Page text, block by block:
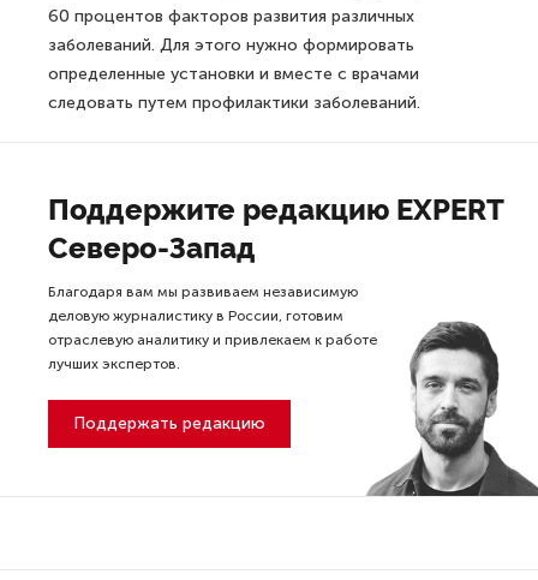
60 процентов факторов развития различных
заболеваний. Для этого нужно формировать
определенные установки и вместе с врачами
следовать путем профилактики заболеваний.
Поддержите редакцию EXPERT
Северо-Запад
Благодаря вам мы развиваем независимую
деловую журналистику в России, готовим
отраслевую аналитику и привлекаем к работе
лучших экспертов.
Поддержать редакцию